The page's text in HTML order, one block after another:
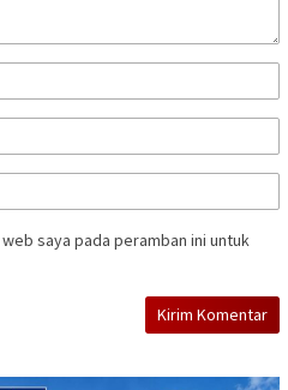
saya pada peramban ini untuk